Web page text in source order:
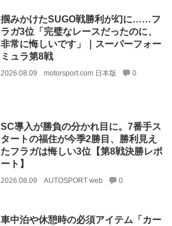
掴みかけたSUGO戦勝利が幻に……フ
ラガ3位「完璧なレースだったのに、
非常に悔しいです」｜スーパーフォー
ミュラ第8戦
2026.08.09 motorsport.com 日本版 0
SC導入が勝負の分かれ目に。7番手ス
タートの福住が今季2勝目、勝利見え
たフラガは悔しい3位【第8戦決勝レポ
ート】
2026.08.09 AUTOSPORT web 0
車中泊や休憩時の必須アイテム「カー